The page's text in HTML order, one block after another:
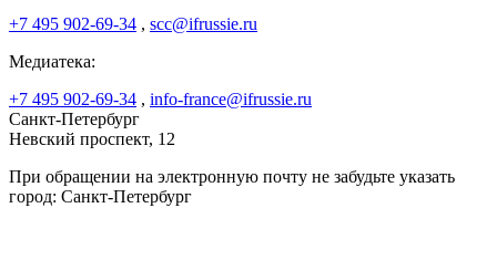
+7 495 902-69-34 , scc@ifrussie.ru
Медиатека:
+7 495 902-69-34 , info-france@ifrussie.ru
Санкт-Петербург
Невский проспект, 12
При обращении на электронную почту не забудьте указать
город: Санкт-Петербург